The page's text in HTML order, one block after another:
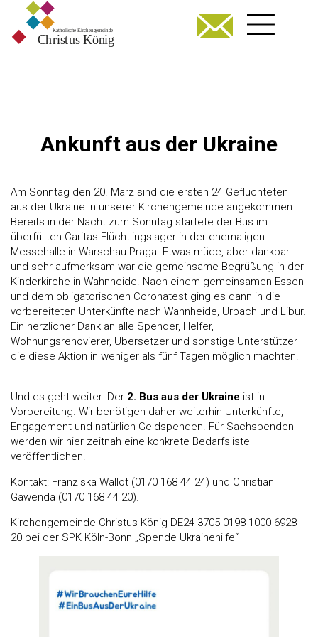
Ankunft aus der Ukraine
Am Sonntag den 20. März sind die ersten 24 Geflüchteten
aus der Ukraine in unserer Kirchengemeinde angekommen.
Bereits in der Nacht zum Sonntag startete der Bus im
überfüllten Caritas-Flüchtlingslager in der ehemaligen
Messehalle in Warschau-Praga. Etwas müde, aber dankbar
und sehr aufmerksam war die gemeinsame Begrüßung in der
Kinderkirche in Wahnheide. Nach einem gemeinsamen Essen
und dem obligatorischen Coronatest ging es dann in die
vorbereiteten Unterkünfte nach Wahnheide, Urbach und Libur.
Ein herzlicher Dank an alle Spender, Helfer,
Wohnungsrenovierer, Übersetzer und sonstige Unterstützer
die diese Aktion in weniger als fünf Tagen möglich machten.
Und es geht weiter. Der 2. Bus aus der Ukraine ist in
Vorbereitung. Wir benötigen daher weiterhin Unterkünfte,
Engagement und natürlich Geldspenden. Für Sachspenden
werden wir hier zeitnah eine konkrete Bedarfsliste
veröffentlichen.
Kontakt: Franziska Wallot (0170 168 44 24) und Christian
Gawenda (0170 168 44 20).
Kirchengemeinde Christus König DE24 3705 0198 1000 6928
20 bei der SPK Köln-Bonn „Spende Ukrainehilfe“